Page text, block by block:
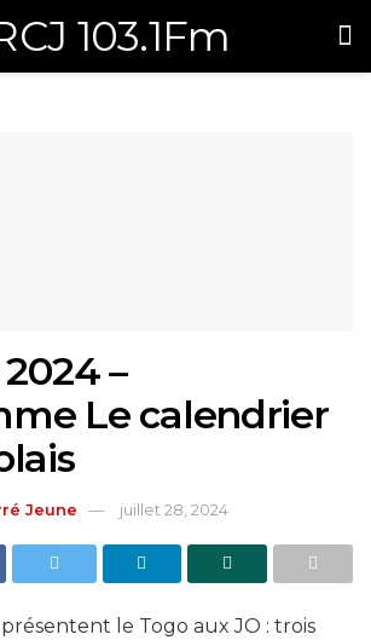
–
Le calendrier
Jeune juillet 28, 2024
le Togo aux JO : trois